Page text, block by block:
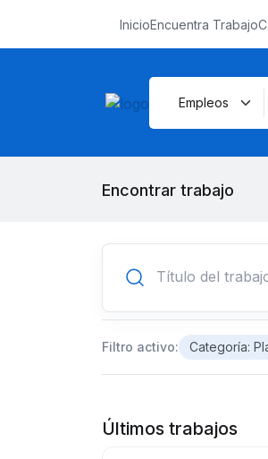
InicioEncuentra Trabajo
Encontrar trabajo
Filtro activo: Categoría:
Últimos trabajos